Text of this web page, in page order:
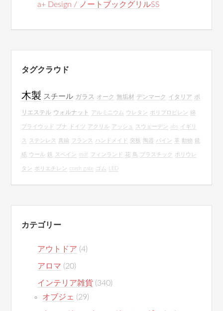
a+ Design / ノートブックグリルSS
タグクラウド
木製 スチール ガラス オーク 無垢材 デンマーク イタリア ポ
リエステル ウォルナット アルミニウム ウレタン ポリプロピレン 綿
プライウッド ブナ ドイツ アクリル アッシュ スウェーデン abs イギリ
ス ステンレス 真鍮 フランス ハンドメイド 突板 陶器 パイン 革 動物 鏡
紙 ウール 鉄 スペイン mdf フィンランド 花 鳥 プラスチック ポリウレ
タン ポリエチレン crash gate ゴム LED
カテゴリー
アウトドア (4)
アロマ (20)
インテリア雑貨 (340)
オブジェ (29)